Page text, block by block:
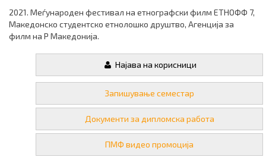
2021. Меѓународен фестивал на етнографски филм ЕТНОФФ 7,
Македонско студентско етнолошко друштво, Агенција за
филм на Р Македонија.
Најава на корисници
Запишување семестар
Документи за дипломска работа
ПМФ видео промоција